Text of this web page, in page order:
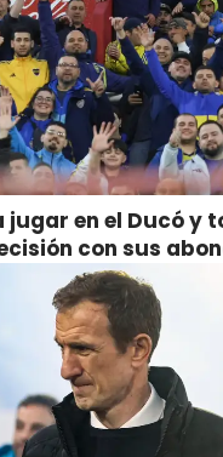
jugar en el Ducó y
con sus